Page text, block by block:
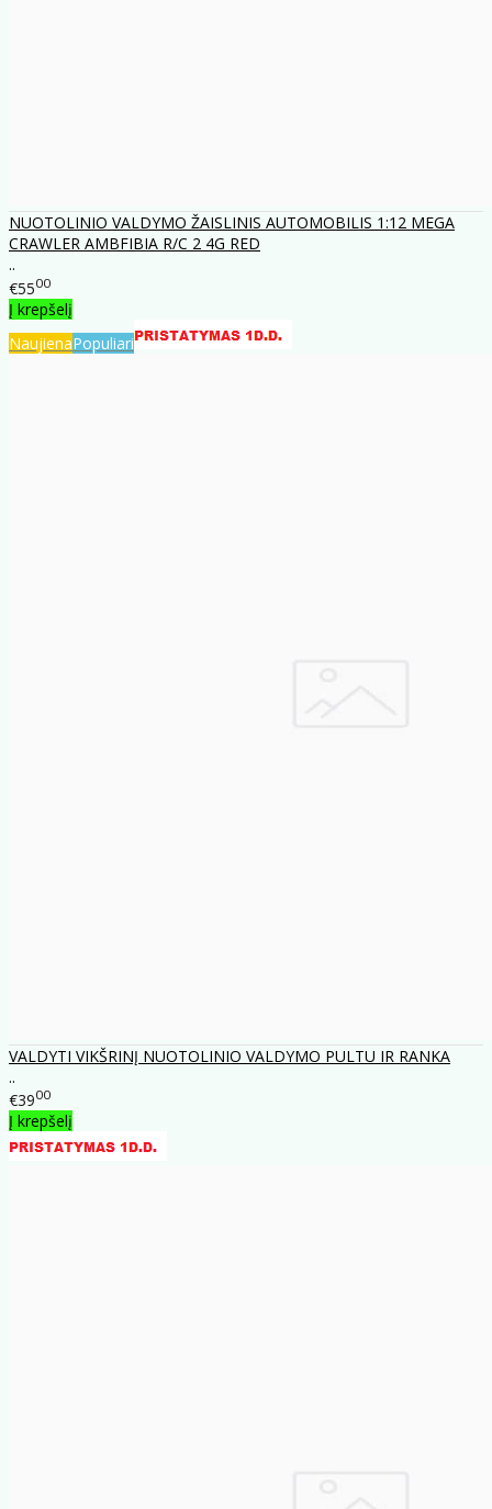
NUOTOLINIO VALDYMO ŽAISLINIS AUTOMOBILIS 1:12 MEGA
CRAWLER AMBFIBIA R/C 2 4G RED
..
€5500
Į krepšelį
NaujienaPopuliari
VALDYTI VIKŠRINĮ NUOTOLINIO VALDYMO PULTU IR RANKA
..
€3900
Į krepšelį